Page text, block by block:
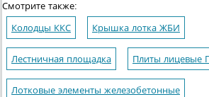
Смотрите также:
Колодцы ККС Крышка лотка ЖБИ
Лестничная площадка Плиты лицевые
Лотковые элементы железобетонные